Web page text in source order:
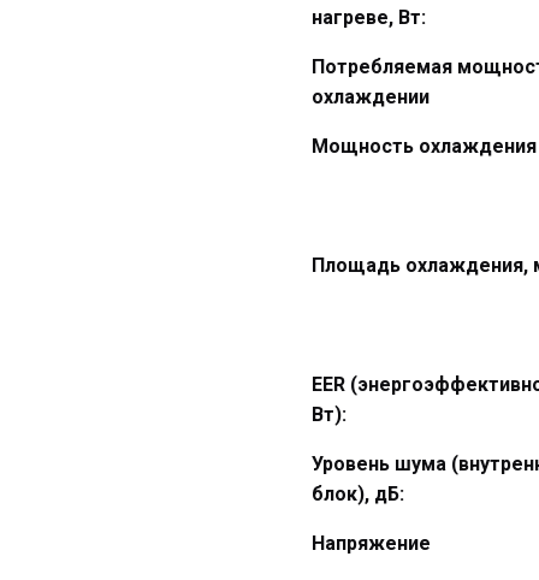
нагреве, Вт:
Потребляемая
охлаждении
Мощность охлаждения
Площадь охлаждения,
EER
Вт):
Уровень шума
блок), дБ:
Напряжение